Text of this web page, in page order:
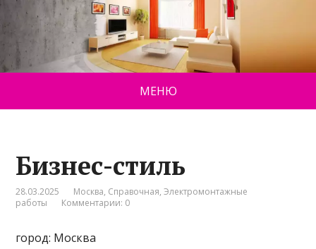
МЕНЮ
Бизнес-стиль
28.03.2025 Москва, Справочная,Электромонтажные
работы
Комментарии: 0
город: Москва